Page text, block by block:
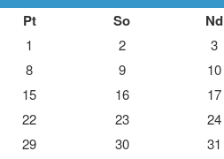
Pt So Nd
1 2
3
8 9
10
15 16
17
22 23
24
29 30 31